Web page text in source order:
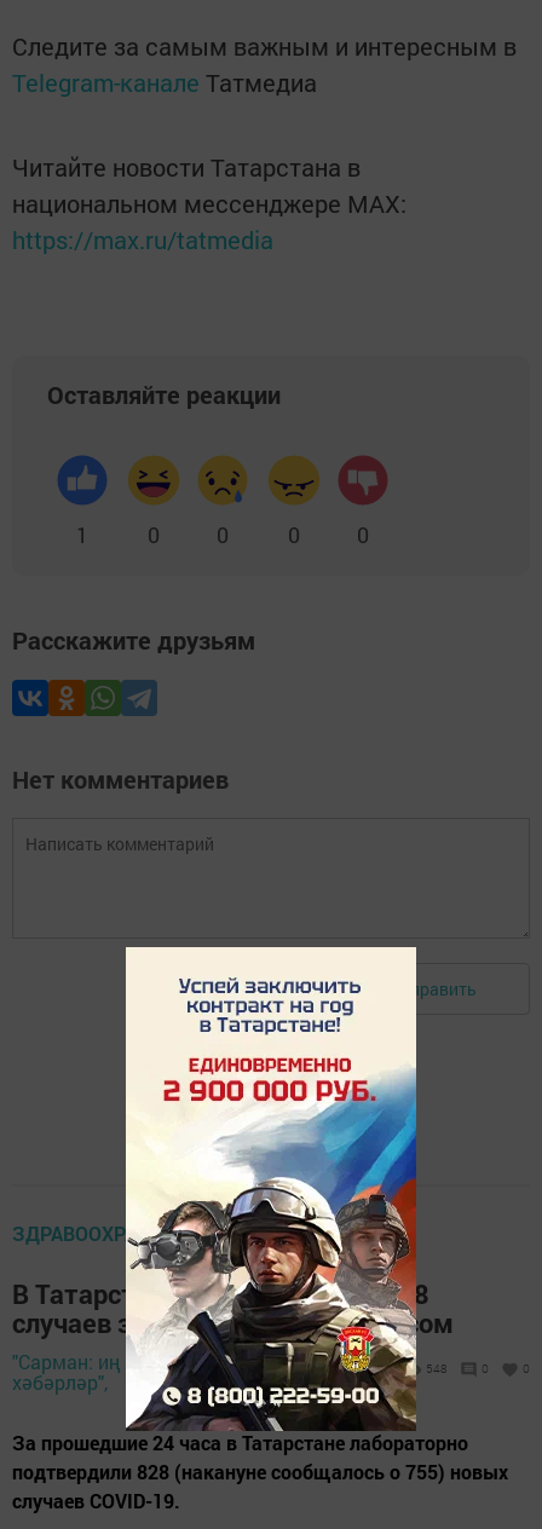
Следите за самым важным и интересным в
Telegram-канале Татмедиа
Читайте новости Татарстана в
национальном мессенджере MАХ:
https://max.ru/tatmedia
Оставляйте реакции
1 0 0 0 0
Расскажите друзьям
Нет комментариев
Авторизоваться Отправить
ЗДРАВООХРАНЕНИЕ
В Татарстане зафиксировано 828
случаев заражения коронавирусом
"Сарман: иң яңа
хәбәрләр",
11 сентября 2022 -
11:17
548 0 0
За прошедшие 24 часа в Татарстане лабораторно
подтвердили 828 (накануне сообщалось о 755) новых
случаев COVID-19.